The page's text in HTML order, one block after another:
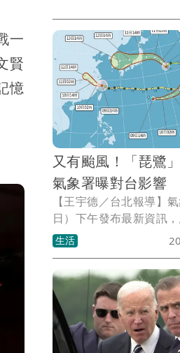
一
賢
憶
民眾如果有重要網路需
後處理，以免影響工作
又有颱風！「琵鷺
氣象署曝對台影響
【王宇德／台北報導】
日）下午發布最新資訊
海面的熱帶性低氣壓，
輕度颱風，編號第16號，
「PEILOU」，中文譯名
西北太平洋再度出現3
況。
生活